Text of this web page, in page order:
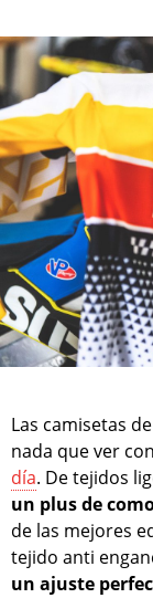
Las camisetas
nada que ver
día. De tejidos
un plus de
de las mejores
tejido anti
un ajuste